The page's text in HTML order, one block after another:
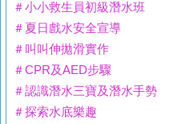
＃小小救生員初級潛水班
＃夏日戲水安全宣導
＃叫叫伸拋滑實作
＃CPR及AED步驟
＃認識潛水三寶及潛水手勢
＃探索水底樂趣